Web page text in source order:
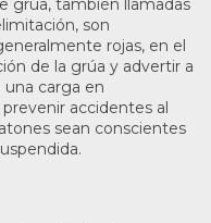
son
rojas, en el
de la grúa y advertir a
una carga en
accidentes al
sean conscientes